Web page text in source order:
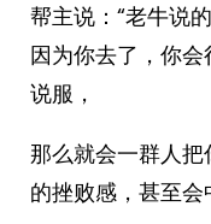
帮主说：“老牛说
因为你去了，你
说服，
那么就会一群人
的挫败感，甚至会